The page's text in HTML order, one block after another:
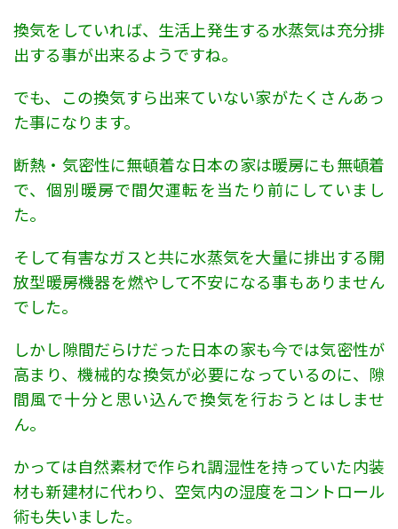
換気をしていれば、生活上発生する水蒸気は充分排
出する事が出来るようですね。
でも、この換気すら出来ていない家がたくさんあっ
た事になります。
断熱・気密性に無頓着な日本の家は暖房にも無頓着
で、個別暖房で間欠運転を当たり前にしていまし
た。
そして有害なガスと共に水蒸気を大量に排出する開
放型暖房機器を燃やして不安になる事もありません
でした。
しかし隙間だらけだった日本の家も今では気密性が
高まり、機械的な換気が必要になっているのに、隙
間風で十分と思い込んで換気を行おうとはしませ
ん。
かっては自然素材で作られ調湿性を持っていた内装
材も新建材に代わり、空気内の湿度をコントロール
術も失いました。